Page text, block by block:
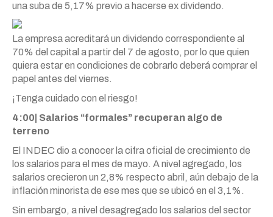
una suba de 5,17% previo a hacerse ex dividendo.
La empresa acreditará un dividendo correspondiente al
70% del capital a partir del 7 de agosto, por lo que quien
quiera estar en condiciones de cobrarlo deberá comprar el
papel antes del viernes.
¡Tenga cuidado con el riesgo!
4:00| Salarios “formales” recuperan algo de
terreno
El INDEC dio a conocer la cifra oficial de crecimiento de
los salarios para el mes de mayo. A nivel agregado, los
salarios crecieron un 2,8% respecto abril, aún debajo de la
inflación minorista de ese mes que se ubicó en el 3,1%.
Sin embargo, a nivel desagregado los salarios del sector